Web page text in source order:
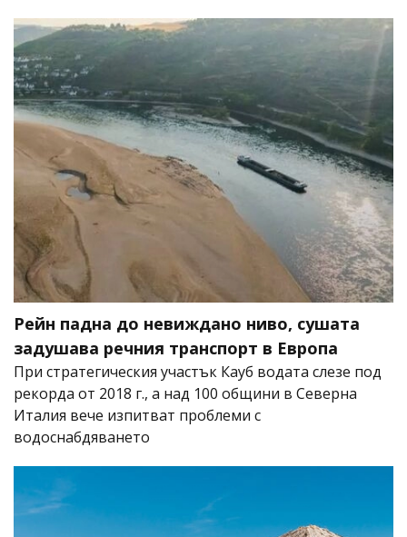
Рейн падна до невиждано ниво, сушата
задушава речния транспорт в Европа
При стратегическия участък Кауб водата слезе под
рекорда от 2018 г., а над 100 общини в Северна
Италия вече изпитват проблеми с
водоснабдяването